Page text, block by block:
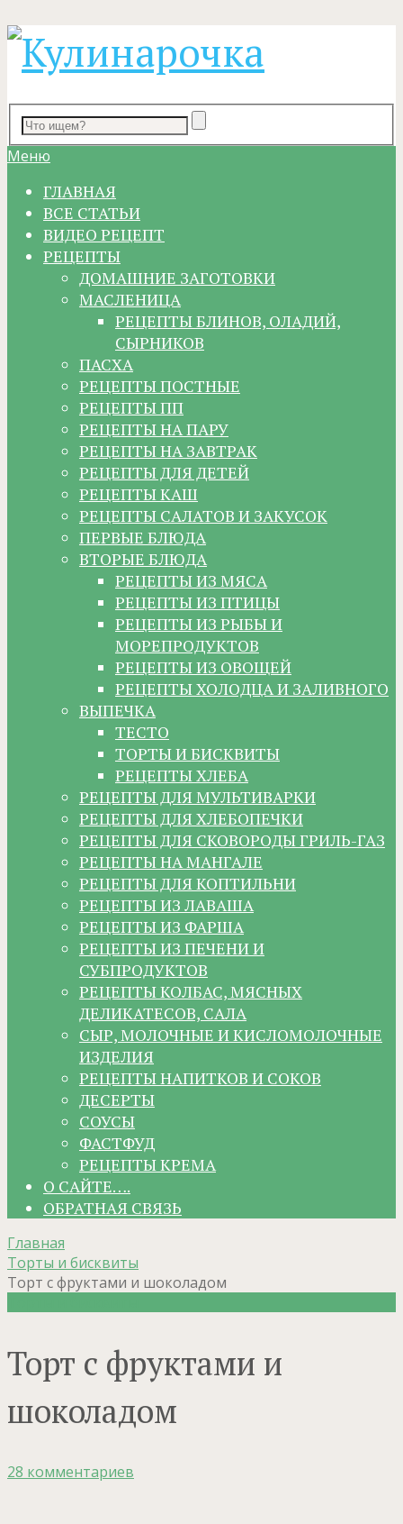
Меню
ГЛАВНАЯ
ВСЕ СТАТЬИ
ВИДЕО РЕЦЕПТ
РЕЦЕПТЫ
ДОМАШНИЕ ЗАГОТОВКИ
МАСЛЕНИЦА
РЕЦЕПТЫ БЛИНОВ, ОЛАДИЙ,
СЫРНИКОВ
ПАСХА
РЕЦЕПТЫ ПОСТНЫЕ
РЕЦЕПТЫ ПП
РЕЦЕПТЫ НА ПАРУ
РЕЦЕПТЫ НА ЗАВТРАК
РЕЦЕПТЫ ДЛЯ ДЕТЕЙ
РЕЦЕПТЫ КАШ
РЕЦЕПТЫ САЛАТОВ И ЗАКУСОК
ПЕРВЫЕ БЛЮДА
ВТОРЫЕ БЛЮДА
РЕЦЕПТЫ ИЗ МЯСА
РЕЦЕПТЫ ИЗ ПТИЦЫ
РЕЦЕПТЫ ИЗ РЫБЫ И
МОРЕПРОДУКТОВ
РЕЦЕПТЫ ИЗ ОВОЩЕЙ
РЕЦЕПТЫ ХОЛОДЦА И ЗАЛИВНОГО
ВЫПЕЧКА
ТЕСТО
ТОРТЫ И БИСКВИТЫ
РЕЦЕПТЫ ХЛЕБА
РЕЦЕПТЫ ДЛЯ МУЛЬТИВАРКИ
РЕЦЕПТЫ ДЛЯ ХЛЕБОПЕЧКИ
РЕЦЕПТЫ ДЛЯ СКОВОРОДЫ ГРИЛЬ-ГАЗ
РЕЦЕПТЫ НА МАНГАЛЕ
РЕЦЕПТЫ ДЛЯ КОПТИЛЬНИ
РЕЦЕПТЫ ИЗ ЛАВАША
РЕЦЕПТЫ ИЗ ФАРША
РЕЦЕПТЫ ИЗ ПЕЧЕНИ И
СУБПРОДУКТОВ
РЕЦЕПТЫ КОЛБАС, МЯСНЫХ
ДЕЛИКАТЕСОВ, САЛА
СЫР, МОЛОЧНЫЕ И КИСЛОМОЛОЧНЫЕ
ИЗДЕЛИЯ
РЕЦЕПТЫ НАПИТКОВ И СОКОВ
ДЕСЕРТЫ
СОУСЫ
ФАСТФУД
РЕЦЕПТЫ КРЕМА
О САЙТЕ….
ОБРАТНАЯ СВЯЗЬ
Главная
Торты и бисквиты
Торт с фруктами и шоколадом
Торт с фруктами и
шоколадом
28 комментариев